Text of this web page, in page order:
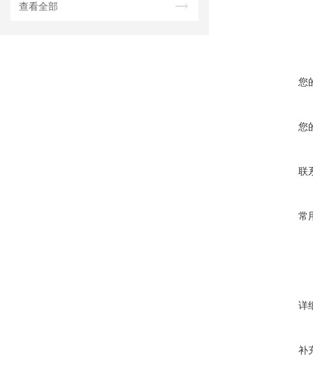
查看全部
您
您
联
常
详
补